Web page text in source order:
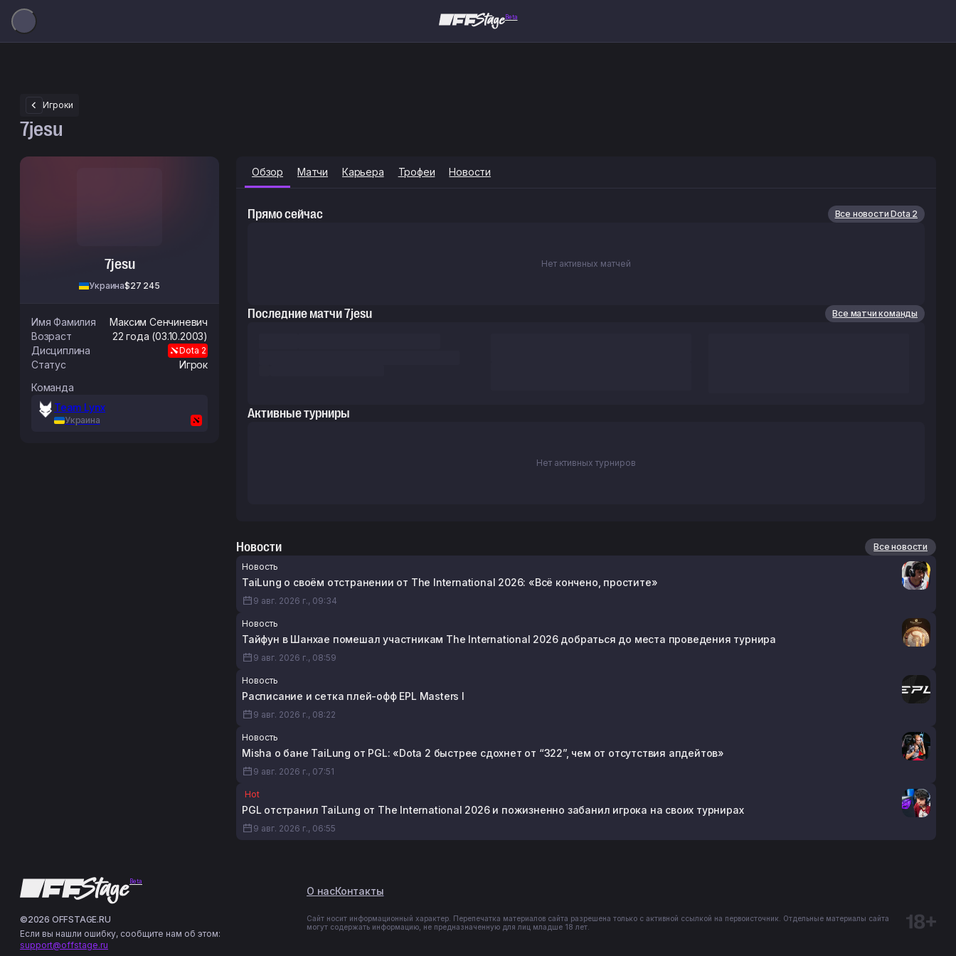
Beta
Игроки
7jesu
7jesu
Украина$27 245
Имя Фамилия Максим Сенчиневич
Возраст
22 года (03.10.2003)
Дисциплина
Dota 2
Статус
Игрок
Команда
Team Lynx
Украина
Обзор Матчи Карьера Трофеи Новости
Прямо сейчас Все новости Dota 2
Нет активных матчей
Последние матчи 7jesu Все матчи команды
Активные турниры
Нет активных турниров
Новости
Все новости
Новость
TaiLung о своём отстранении от The International 2026: «Всё кончено, простите»
9 авг. 2026 г., 09:34
Новость
Тайфун в Шанхае помешал участникам The International 2026 добраться до места проведения турнира
9 авг. 2026 г., 08:59
Новость
Расписание и сетка плей-офф EPL Masters I
9 авг. 2026 г., 08:22
Новость
Misha о бане TaiLung от PGL: «Dota 2 быстрее сдохнет от “322”, чем от отсутствия апдейтов»
9 авг. 2026 г., 07:51
Hot
PGL отстранил TaiLung от The International 2026 и пожизненно забанил игрока на своих турнирах
9 авг. 2026 г., 06:55
Beta
О насКонтакты
©2026 OFFSTAGE.RU
Если вы нашли ошибку, сообщите нам об этом:
support@offstage.ru
Сайт носит информационный характер. Перепечатка материалов сайта разрешена только с активной ссылкой на первоисточник. Отдельные материалы сайта
могут содержать информацию, не предназначенную для лиц младше 18 лет.